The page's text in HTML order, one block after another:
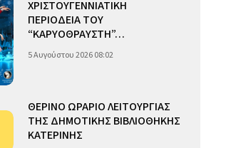
ΧΡΙΣΤΟΥΓΕΝΝΙΑΤΙΚΗ
ΠΕΡΙΟΔΕΙΑ ΤΟΥ
“ΚΑΡΥΟΘΡΑΥΣΤΗ”…
5 Αυγούστου 2026 08:02
ΘΕΡΙΝΟ ΩΡΑΡΙΟ ΛΕΙΤΟΥΡΓΙΑΣ
ΤΗΣ ΔΗΜΟΤΙΚΗΣ ΒΙΒΛΙΟΘΗΚΗΣ
ΚΑΤΕΡΙΝΗΣ